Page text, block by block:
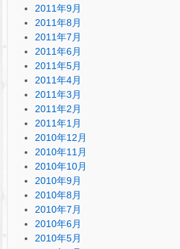
2011年9月
2011年8月
2011年7月
2011年6月
2011年5月
2011年4月
2011年3月
2011年2月
2011年1月
2010年12月
2010年11月
2010年10月
2010年9月
2010年8月
2010年7月
2010年6月
2010年5月